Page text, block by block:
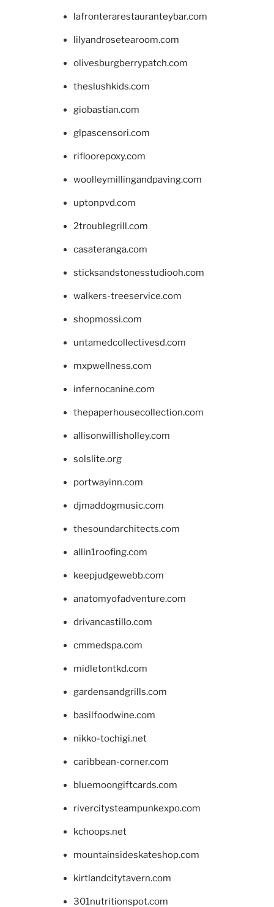
lafronterarestauranteybar.com
lilyandrosetearoom.com
olivesburgberrypatch.com
theslushkids.com
giobastian.com
glpascensori.com
rifloorepoxy.com
woolleymillingandpaving.com
uptonpvd.com
2troublegrill.com
casateranga.com
sticksandstonesstudiooh.com
walkers-treeservice.com
shopmossi.com
untamedcollectivesd.com
mxpwellness.com
infernocanine.com
thepaperhousecollection.com
allisonwillisholley.com
solslite.org
portwayinn.com
djmaddogmusic.com
thesoundarchitects.com
allin1roofing.com
keepjudgewebb.com
anatomyofadventure.com
drivancastillo.com
cmmedspa.com
midletontkd.com
gardensandgrills.com
basilfoodwine.com
nikko-tochigi.net
caribbean-corner.com
bluemoongiftcards.com
rivercitysteampunkexpo.com
kchoops.net
mountainsideskateshop.com
kirtlandcitytavern.com
301nutritionspot.com